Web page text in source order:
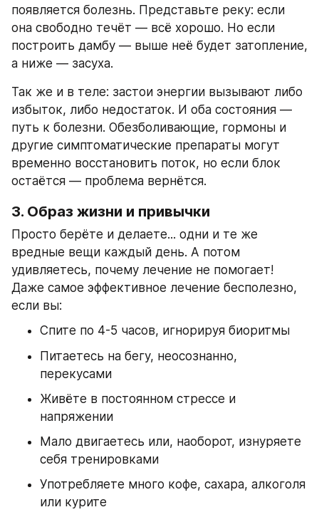
появляется болезнь. Представьте реку: если
она свободно течёт — всё хорошо. Но если
построить дамбу — выше неё будет затопление,
а ниже — засуха.
Так же и в теле: застои энергии вызывают либо
избыток, либо недостаток. И оба состояния —
путь к болезни. Обезболивающие, гормоны и
другие симптоматические препараты могут
временно восстановить поток, но если блок
остаётся — проблема вернётся.
3. Образ жизни и привычки
Просто берёте и делаете... одни и те же
вредные вещи каждый день. А потом
удивляетесь, почему лечение не помогает!
Даже самое эффективное лечение бесполезно,
если вы:
Спите по 4-5 часов, игнорируя биоритмы
Питаетесь на бегу, неосознанно,
перекусами
Живёте в постоянном стрессе и
напряжении
Мало двигаетесь или, наоборот, изнуряете
себя тренировками
Употребляете много кофе, сахара, алкоголя
или курите